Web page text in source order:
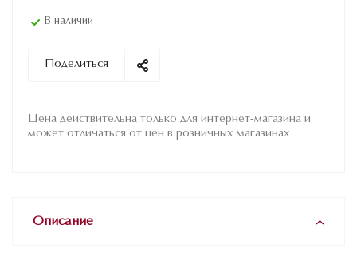
В наличии
Поделиться
Цена действительна только для интернет-магазина и
может отличаться от цен в розничных магазинах
Описание